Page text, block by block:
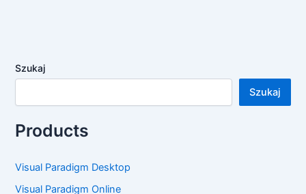
Szukaj
Szukaj
Products
Visual Paradigm Desktop
Visual Paradigm Online